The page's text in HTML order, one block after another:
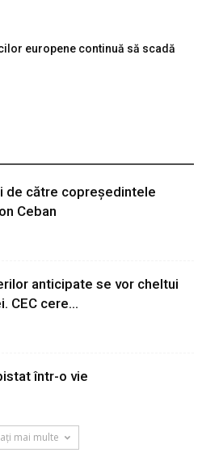
europene continuă să scadă
de către copreședintele
Ceban
anticipate se vor cheltui
CEC cere...
într-o vie
mai multe